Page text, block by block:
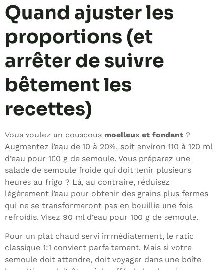
Quand ajuster les
proportions (et
arrêter de suivre
bêtement les
recettes)
Vous voulez un couscous moelleux et fondant ?
Augmentez l’eau de 10 à 20%, soit environ 110 à 120 ml
d’eau pour 100 g de semoule. Vous préparez une
salade de semoule froide qui doit tenir plusieurs
heures au frigo ? Là, au contraire, réduisez
légèrement l’eau pour obtenir des grains plus fermes
qui ne se transformeront pas en bouillie une fois
refroidis. Visez 90 ml d’eau pour 100 g de semoule.
Pour un plat chaud servi immédiatement, le ratio
classique 1:1 convient parfaitement. Mais si votre
semoule doit attendre, doit voyager dans une boîte